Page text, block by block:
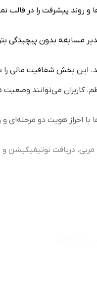
و روند پیشرفت را در قالب
بدون پیچیدگی
این بخش شفافیت مالی را
می‌توانند وضعیت
احراز هویت دو مرحله‌ای و
دریافت نوتیفیکیشن